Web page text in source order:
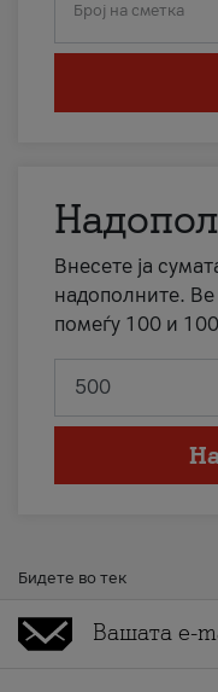
Број на сметка
Внесете ја
надополните.
помеѓу 100 и
Бидете во тек